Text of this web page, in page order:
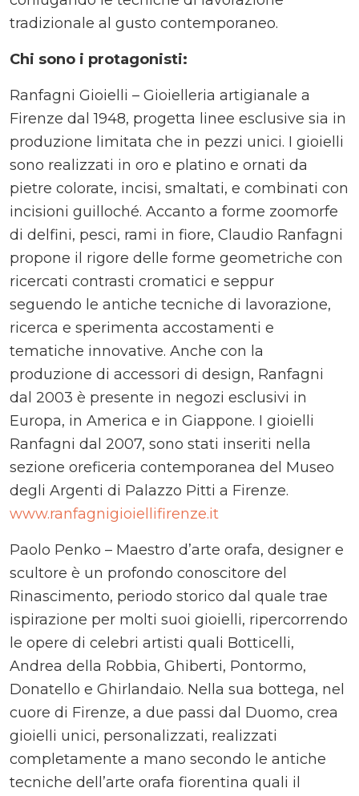
tradizionale al gusto contemporaneo.
Chi sono i protagonisti:
Ranfagni Gioielli – Gioielleria artigianale a
Firenze dal 1948, progetta linee esclusive sia in
produzione limitata che in pezzi unici. I gioielli
sono realizzati in oro e platino e ornati da
pietre colorate, incisi, smaltati, e combinati con
incisioni guilloché. Accanto a forme zoomorfe
di delfini, pesci, rami in fiore, Claudio Ranfagni
propone il rigore delle forme geometriche con
ricercati contrasti cromatici e seppur
seguendo le antiche tecniche di lavorazione,
ricerca e sperimenta accostamenti e
tematiche innovative. Anche con la
produzione di accessori di design, Ranfagni
dal 2003 è presente in negozi esclusivi in
Europa, in America e in Giappone. I gioielli
Ranfagni dal 2007, sono stati inseriti nella
sezione oreficeria contemporanea del Museo
degli Argenti di Palazzo Pitti a Firenze.
www.ranfagnigioiellifirenze.it
Paolo Penko – Maestro d’arte orafa, designer e
scultore è un profondo conoscitore del
Rinascimento, periodo storico dal quale trae
ispirazione per molti suoi gioielli, ripercorrendo
le opere di celebri artisti quali Botticelli,
Andrea della Robbia, Ghiberti, Pontormo,
Donatello e Ghirlandaio. Nella sua bottega, nel
cuore di Firenze, a due passi dal Duomo, crea
gioielli unici, personalizzati, realizzati
completamente a mano secondo le antiche
tecniche dell’arte orafa fiorentina quali il